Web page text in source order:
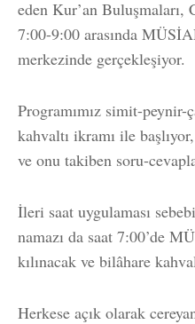
eden Kur’an Buluşmaları,
7:00-9:00 arasında
merkezinde gerçekleşiyor.
Programımız simit-peynir-
kahvaltı ikramı ile
ve onu takiben soru-
İleri saat uygulaması
namazı da saat 7:00’de
kılınacak ve bilâhare
Herkese açık olarak